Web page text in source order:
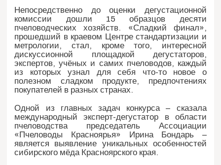
Непосредственно до оценки дегустационной
комиссии дошли 15 образцов десяти
пчеловодческих хозяйств. «Сладкий финал»,
прошедший в краевом Центре стандартизации и
метрологии, стал, кроме того, интересной
дискуссионной площадкой дегустаторов,
экспертов, учёных и самих пчеловодов, каждый
из которых узнал для себя что-то новое о
полезном сладком продукте, предпочтениях
покупателей в разных странах.
Одной из главных задач конкурса – сказала
международный эксперт-дегустатор в области
пчеловодства председатель Ассоциации
«Пчеловоды Красноярья» Ирина Бондарь –
является выявление уникальных особенностей
сибирского мёда Красноярского края.